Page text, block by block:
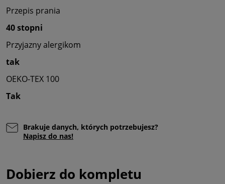
Przepis prania
40 stopni
Przyjazny alergikom
tak
OEKO-TEX 100
Tak
Brakuje danych, których potrzebujesz?
Napisz do nas!
Dobierz do kompletu